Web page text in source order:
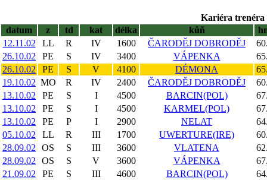
Kariéra trenéra
datum
z td kat délka kůň
12.11.02
LL R IV 1600 ČARODĚJ DOBRODĚJ
26.10.02
PE S IV 3400 VÁPENKA
26.10.02
PE S V 4100 DÉMONA
19.10.02 MO R IV 2400 ČARODĚJ DOBRODĚJ
13.10.02
PE S I 4500 BARCIN(POL)
13.10.02
PE S I 4500 KARMEL(POL)
13.10.02
PE P I 2900 NELAT
05.10.02
LL R III 1700 UWERTURE(IRE)
28.09.02
OS S III 3600 VLATENA
28.09.02
OS S V 3600 VÁPENKA
21.09.02
PE S III 4600 BARCIN(POL)